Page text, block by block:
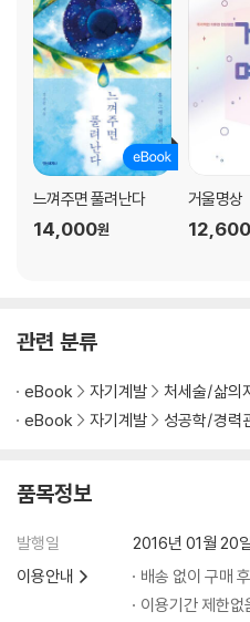
ㆍ나를 남으로 바라보면 효과 백 배
오하이오 주립대학의 리비 교수는
투표를 하는 자신의 모습을 각각 1
하고 실제 투표 여부를 확인해보았
3인칭의 상상은 90퍼센트의 투표율
0퍼센트인 것을 감안하면, 잠재의식
화를 일으켰던 것이다.
이스라엘 헤브루 대학의 브레츠니츠
로미터 행군이라고 알려주고 다른
주었다. 결과는 어땠을까? 호르몬 수
지에 반응하는 것이다.
ㆍ지능을 껑충 높이려면?
스탠퍼드 대학의 스틸 교수는 SAT
는 법 / 잘게 쪼개면 가벼워진다 / 잘
왓칭 요술 #4 - 지능을 껑충 높이려
지능에 대한 두 가지 착각 / 창밖을
아이디어는 우주에서 떨어진다 / 가
뇌를 활짝 열어놓아라 / 지능에 대
왓칭 요술 #5 - 부정적 생각 꺼버리
왜 자꾸만 휩싸이는 걸까 / 자나깨나
은 90초 / 억누르면 병이 된다 / 거울
왓칭 요술 #6 - 위기를 기회로 뒤집는
/ 상대가 나를 좋아하도록 만드는 한
왓칭 요술 #7 - 상보성 원리로 인생
인생을 가르는 건 단순한 시각 차이
느껴주면 풀려난다
14,000원
거울명상
12,600
관련 분류
eBook 자기계발
처세술/삶의
eBook
자기계발 성공학/경력
품목정보
발행일
2016년 01월 20
이용안내
배송 없이 구매
이용기간 제한없